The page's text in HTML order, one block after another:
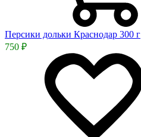
Персики дольки Краснодар 300 г
750 ₽